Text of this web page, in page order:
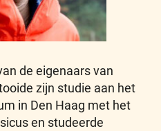
de eigenaars van
zijn studie aan het
in Den Haag met het
en studeerde